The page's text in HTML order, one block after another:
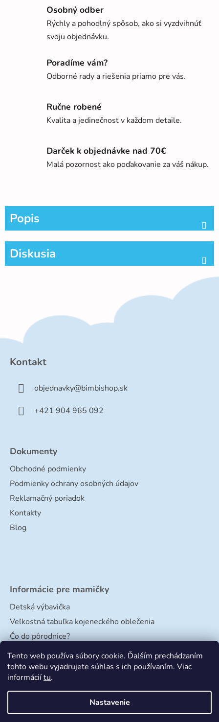
Tento web používa súbory cookie. Ďalším prechádzaním
tohto webu vyjadrujete súhlas s ich používaním. Viac
informáciítu.
Nastavenie
Osobný odber
Rýchly a pohodlný spôsob, ako si vyzdvihnúť
svoju objednávku.
Poradíme vám?
Odborné rady a riešenia priamo pre vás.
Ručne robené
Kvalita a jedinečnosť v každom detaile.
Darček k objednávke nad 70€
Malá pozornosť ako poďakovanie za váš nákup.
Popis
Diskusia
Kontakt
objednavky@bimbishop.sk
+421 904 965 092
Dokumenty
Obchodné podmienky
Podmienky ochrany osobných údajov
Reklamačný poriadok
Kontakty
Blog
Informácie pre mamičky
Detská výbavička
Veľkostná tabuľka kojeneckého oblečenia
Čo do pôrodnice?
Veľkostná tabuľka papučiek